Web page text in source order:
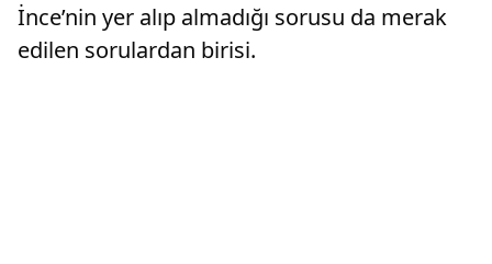
İnce’nin yer alıp almadığı sorusu da merak
edilen sorulardan birisi.